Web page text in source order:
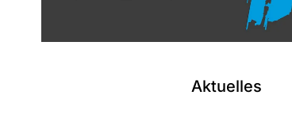
Aktuelles